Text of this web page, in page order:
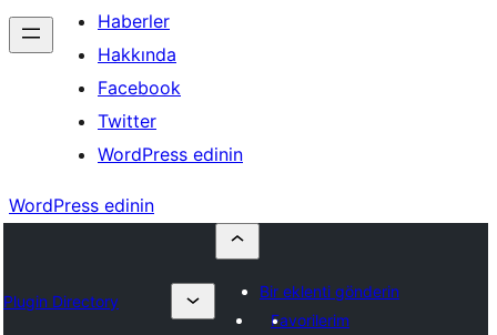
Haberler
Hakkında
Facebook
Twitter
WordPress edinin
WordPress edinin
Plugin Directory
Bir eklenti gönderin
Favorilerim